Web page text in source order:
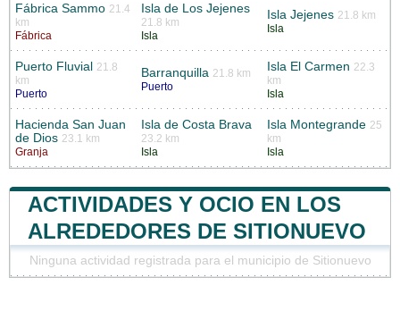
Fábrica Sammo 21.4
km
Fábrica
Isla de Los Jejenes
21.8 km
Isla
Isla Jejenes 21.8 km
Isla
Puerto Fluvial
21.8
km
Puerto
Barranquilla 21.8 km
Puerto
Isla El Carmen 22.3
km
Isla
Hacienda San Juan
de Dios 23.1 km
Granja
Isla de Costa Brava
23.2 km
Isla
Isla Montegrande 25
km
Isla
ACTIVIDADES Y OCIO EN LOS
ALREDEDORES DE SITIONUEVO
Ninguna actividad registrada para el municipio de Sitionuevo